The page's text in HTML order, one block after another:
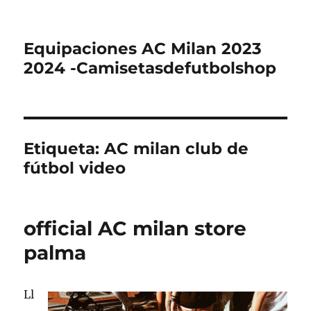
Equipaciones AC Milan 2023
2024 -Camisetasdefutbolshop
Etiqueta:AC milan club de
fútbol video
official AC milan store
palma
Ll